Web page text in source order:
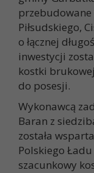
przebudowane
Piłsudskiego,
o łącznej
inwestycji
kostki
do posesji.
Wykonawcą
Baran z
została
Polskiego Ładu
szacunkowy